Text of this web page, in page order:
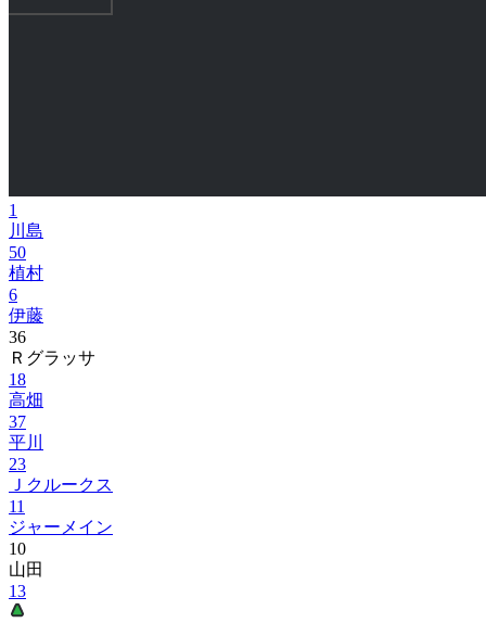
1
川島
50
植村
6
伊藤
36
Ｒグラッサ
18
高畑
37
平川
23
Ｊクルークス
11
ジャーメイン
10
山田
13